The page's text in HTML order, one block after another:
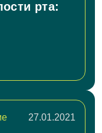
рта:
27.01.2021